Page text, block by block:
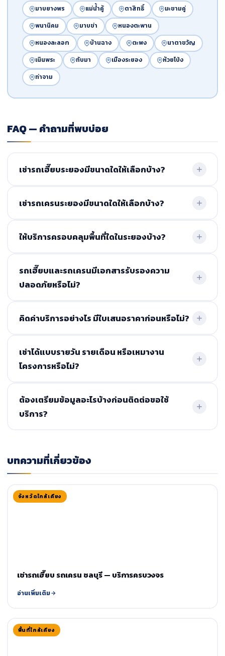
มาบยางพร แม่น้ำคู้ ตาสิทธิ์
มะขามคู่
พนานิคม
มาบข่า
หนองตะพาน
หนองละลอก
บ้านฉาง ตะพง
นาตาขวัญ
เนินพระ
ทับมา เมืองระยอง
ห้วยโป่ง
ท่าจาม
FAQ — คำถามที่พบบ่อย
เช่ารถเฮี๊ยบระยองมีขนาดใดให้เลือกบ้าง?
มีรถเฮี๊ยบให้เลือก 3 ขนาด ได้แก่ 3 ตัน 5 ตัน และ 10 ตัน พร้อม
เช่ารถเครนระยองมีขนาดใดให้เลือกบ้าง?
มีรถเครนตั้งแต่ 10-50 ตันให้เช่า พร้อมคนขับและเจ้าหน้าที่คุม
ให้บริการครอบคลุมพื้นที่ใดในระยองบ้าง?
ครอบคลุมทั่วจังหวัดระยอง เช่น เมืองระยอง ปลวกแดง
มาบตาพุด นิคมพัฒนา บ้านค่าย มาบยางพร แม่น้ำคู้ บ้านฉาง
รถเฮี๊ยบและรถเครนมีเอกสารรับรองความ
ปลอดภัยหรือไม่?
มี รถทุกคันมีใบ ปจ.2 ผ่านการตรวจสอบสภาพอย่างสม่ำเสมอ
คิดค่าบริการอย่างไร มีใบเสนอราคาก่อนหรือไม่?
มีใบเสนอราคาให้ก่อนตกลง ไม่มีค่าใช้จ่ายแอบแฝง ประเมิน
ราคาตามระยะทาง ประเภทงาน และขนาดรถที่ใช้
เช่าได้แบบรายวัน รายเดือน หรือเหมางาน
โครงการหรือไม่?
รองรับงานรายวัน รายเดือน หรือเหมางานโครงการ ตามความ
ต้องการของลูกค้า
ต้องเตรียมข้อมูลอะไรบ้างก่อนติดต่อขอใช้
บริการ?
งานจะประเมินราคาฟรีและนัดหมายวันปฏิบัติงาน
บทความที่เกี่ยวข้อง
จังหวัดใกล้เคียง
เช่ารถเฮี๊ยบ รถเครน ชลบุรี — บริการครบวงจร
อ่านเพิ่มเติม
พื้นที่ใกล้เคียง